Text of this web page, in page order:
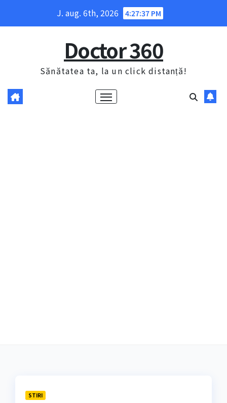
J. aug. 6th, 2026 4:27:38 PM
Doctor 360
Sănătatea ta, la un click distanță!
STIRI